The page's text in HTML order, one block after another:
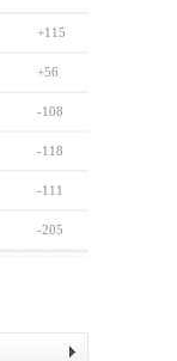
+115
+56
-108
-118
-111
-205